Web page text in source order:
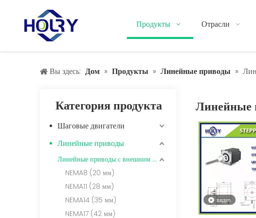
Продукты Отрасли
Вы здесь: Дом » Продукты » Линейные приводы »
Категория продукта
Шаговые двигатели
Линейные приводы
Линейные приводы с внешним ходовым винтом
NEMA8 (20 мм)
NEMA11 (28 мм)
NEMA14 (35 мм)
NEMA17 (42 мм)
Линейные
видео